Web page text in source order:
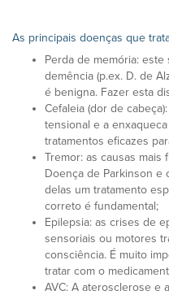
As principais doenças que
Perda de memória:
demência (p.ex. D. de
é benigna. Fazer esta
Cefaleia (dor de
tensional e a
tratamentos eficazes
Tremor: as causas
Doença de Parkinson e
delas um tratamento
correto é fundamental;
Epilepsia: as crises de
sensoriais ou motores
consciência. É muito
tratar com o
AVC: A aterosclerose e